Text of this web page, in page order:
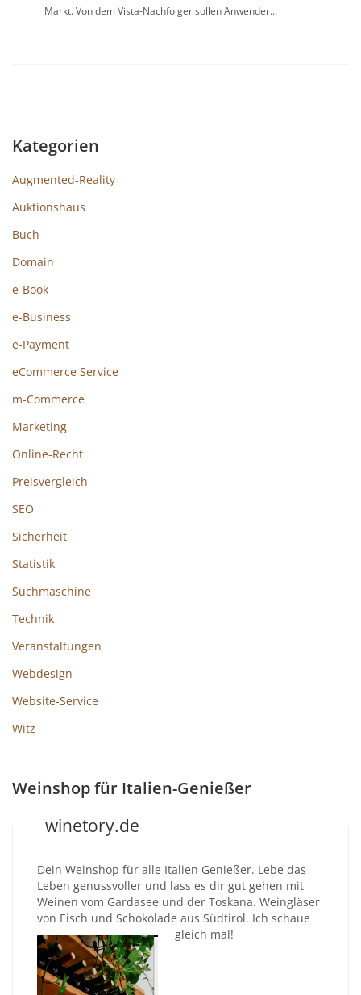
Markt. Von dem Vista-Nachfolger sollen Anwender...
Kategorien
Augmented-Reality
Auktionshaus
Buch
Domain
e-Book
e-Business
e-Payment
eCommerce Service
m-Commerce
Marketing
Online-Recht
Preisvergleich
SEO
Sicherheit
Statistik
Suchmaschine
Technik
Veranstaltungen
Webdesign
Website-Service
Witz
Weinshop für Italien-Genießer
winetory.de
Dein Weinshop für alle Italien Genießer. Lebe das
Leben genussvoller und lass es dir gut gehen mit
Weinen vom Gardasee und der Toskana. Weingläser
von Eisch und Schokolade aus Südtirol. Ich schaue
gleich mal!